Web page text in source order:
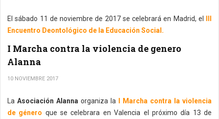
El sábado 11 de noviembre de 2017 se celebrará en Madrid, el
Encuentro Deontológico de la Educación Social.
I Marcha contra la violencia de genero
Alanna
10 NOVIEMBRE 2017
La Asociación Alanna organiza la I Marcha contra la violencia
de género que se celebrara en Valencia el próximo día 13 de